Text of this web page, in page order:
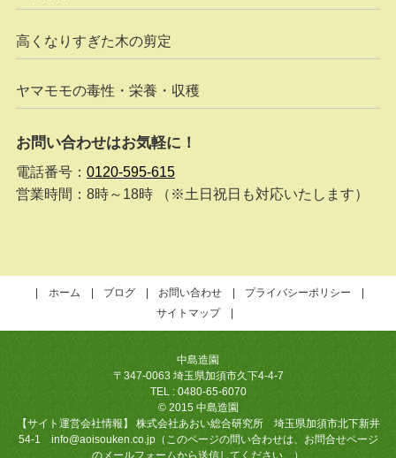
高くなりすぎた木の剪定
ヤマモモの毒性・栄養・収穫
お問い合わせはお気軽に！
電話番号： 0120-595-615
営業時間：8時～18時 （※土日祝日も対応いたします）
ホーム ブログ お問い合わせ
プライバシーポリシー
サイトマップ
中島造園
〒347-0063 埼玉県加須市久下4-4-7
TEL : 0480-65-6070
© 2015 中島造園
【サイト運営会社情報】 株式会社あおい総合研究所 埼玉県加須市北下新井
54-1 info@aoisouken.co.jp（このページの問い合わせは、お問合せページ
のメールフォームから送信してください。）